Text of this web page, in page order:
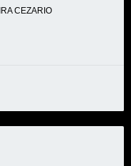
CEZARIO